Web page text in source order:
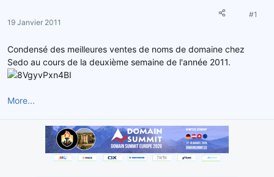
r
e
l
a
i
u
19 Janvier 2011
#1
Condensé des meilleures ventes de noms de domaine chez
Sedo au cours de la deuxième semaine de l'année 2011.
More...